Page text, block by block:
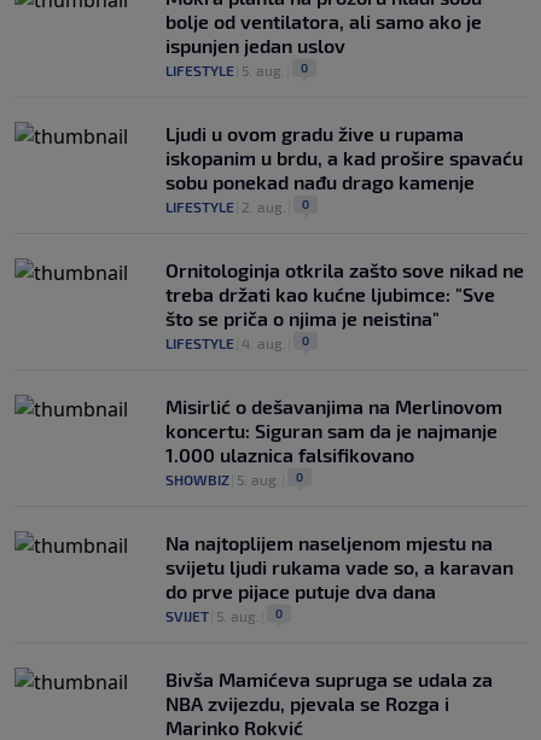
bolje od ventilatora, ali samo ako je
ispunjen jedan uslov
LIFESTYLE 5. aug. 0
Ljudi u ovom gradu žive u rupama
iskopanim u brdu, a kad prošire spavaću
sobu ponekad nađu drago kamenje
LIFESTYLE 2. aug. 0
Ornitologinja otkrila zašto sove nikad ne
treba držati kao kućne ljubimce: "Sve
što se priča o njima je neistina"
LIFESTYLE 4. aug. 0
Misirlić o dešavanjima na Merlinovom
koncertu: Siguran sam da je najmanje
1.000 ulaznica falsifikovano
SHOWBIZ 5. aug. 0
Na najtoplijem naseljenom mjestu na
svijetu ljudi rukama vade so, a karavan
do prve pijace putuje dva dana
SVIJET 5. aug. 0
Bivša Mamićeva supruga se udala za
NBA zvijezdu, pjevala se Rozga i
Marinko Rokvić